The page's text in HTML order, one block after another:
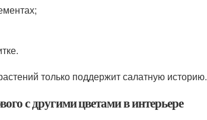
только поддержит салатную историю.
с другими цветами в интерьере